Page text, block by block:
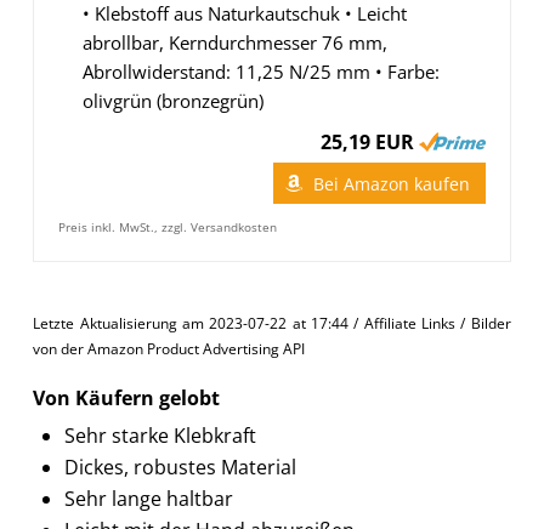
• Klebstoff aus Naturkautschuk • Leicht
abrollbar, Kerndurchmesser 76 mm,
Abrollwiderstand: 11,25 N/25 mm • Farbe:
olivgrün (bronzegrün)
25,19 EUR
Bei Amazon kaufen
Preis inkl. MwSt., zzgl. Versandkosten
Letzte Aktualisierung am 2023-07-22 at 17:44 / Affiliate Links / Bilder
von der Amazon Product Advertising API
Von Käufern gelobt
Sehr starke Klebkraft
Dickes, robustes Material
Sehr lange haltbar